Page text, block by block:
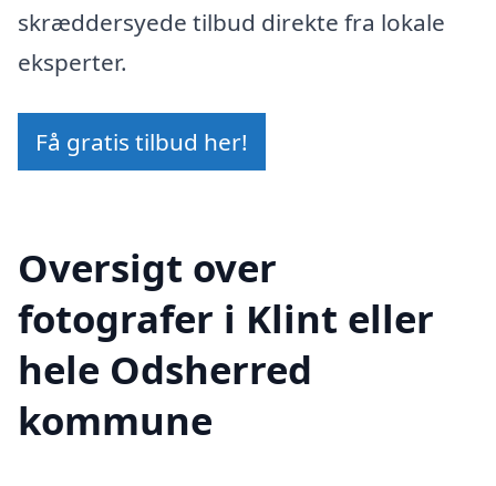
skræddersyede tilbud direkte fra lokale
eksperter.
Få gratis tilbud her!
Oversigt over
fotografer i Klint eller
hele Odsherred
kommune